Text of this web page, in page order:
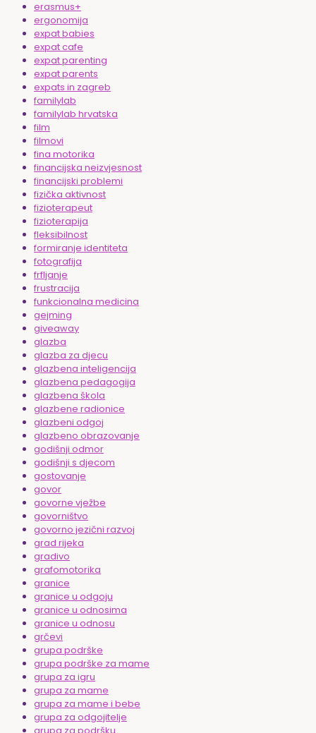
erasmus+
ergonomija
expat babies
expat cafe
expat parenting
expat parents
expats in zagreb
familylab
familylab hrvatska
film
filmovi
fina motorika
financijska neizvjesnost
financijski problemi
fizička aktivnost
fizioterapeut
fizioterapija
fleksibilnost
formiranje identiteta
fotografija
frfljanje
frustracija
funkcionalna medicina
gejming
giveaway
glazba
glazba za djecu
glazbena inteligencija
glazbena pedagogija
glazbena škola
glazbene radionice
glazbeni odgoj
glazbeno obrazovanje
godišnji odmor
godišnji s djecom
gostovanje
govor
govorne vježbe
govorništvo
govorno jezični razvoj
grad rijeka
gradivo
grafomotorika
granice
granice u odgoju
granice u odnosima
granice u odnosu
grčevi
grupa podrške
grupa podrške za mame
grupa za igru
grupa za mame
grupa za mame i bebe
grupa za odgojitelje